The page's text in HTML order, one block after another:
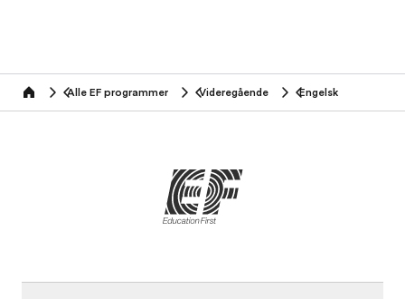
home Alle EF programmer Videregående Engelsk